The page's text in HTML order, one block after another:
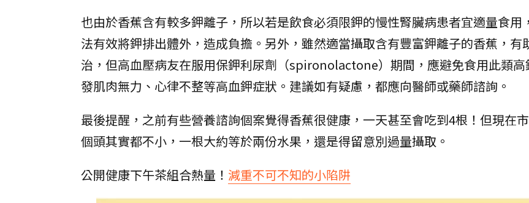
也由於香蕉含有較多鉀離子，所以若是飲食必須限鉀的慢性腎臟病患者宜適量食用
法有效將鉀排出體外，造成負擔。另外，雖然適當攝取含有豐富鉀離子的香蕉，有
治，但高血壓病友在服用保鉀利尿劑（spironolactone）期間，應避免食用此類高
發肌肉無力、心律不整等高血鉀症狀。建議如有疑慮，都應向醫師或藥師諮詢。
最後提醒，之前有些營養諮詢個案覺得香蕉很健康，一天甚至會吃到4根！但現在
個頭其實都不小，一根大約等於兩份水果，還是得留意別過量攝取。
公開健康下午茶組合熱量！ 減重不可不知的小陷阱